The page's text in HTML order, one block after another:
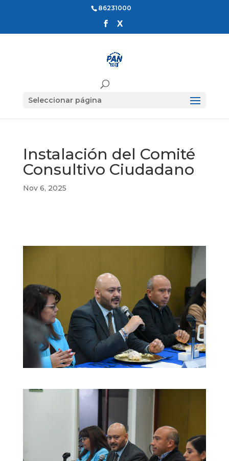
86231000
Seleccionar página
Instalación del Comité
Consultivo Ciudadano
Nov 6, 2025